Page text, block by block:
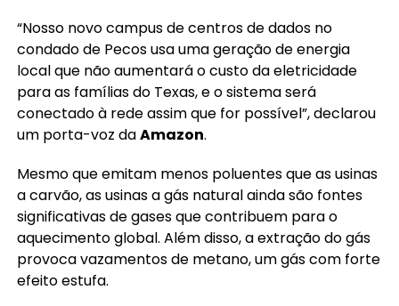
“Nosso novo campus de centros de dados no
condado de Pecos usa uma geração de energia
local que não aumentará o custo da eletricidade
para as famílias do Texas, e o sistema será
conectado à rede assim que for possível”, declarou
um porta-voz daAmazon.
Mesmo que emitam menos poluentes que as usinas
a carvão, as usinas a gás natural ainda são fontes
significativas de gases que contribuem para o
aquecimento global. Além disso, a extração do gás
provoca vazamentos de metano, um gás com forte
efeito estufa.